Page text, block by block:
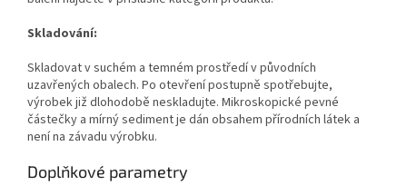
Skladování:
Skladovat v suchém a temném prostředí v původních
uzavřených obalech. Po otevření postupně spotřebujte,
výrobek již dlohodobě neskladujte. Mikroskopické pevné
částečky a mírný sediment je dán obsahem přírodních látek a
není na závadu výrobku.
Doplňkové parametry